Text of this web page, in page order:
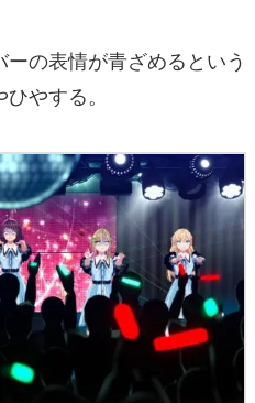
の表情が青ざめるという
やする。